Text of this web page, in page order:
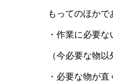
もってのほかで
・作業に必要
（今必要な物以
・必要な物が